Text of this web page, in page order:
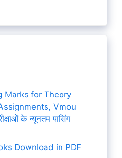
Marks for Theory
Vmou
के न्यूनतम पासिंग
Download in PDF